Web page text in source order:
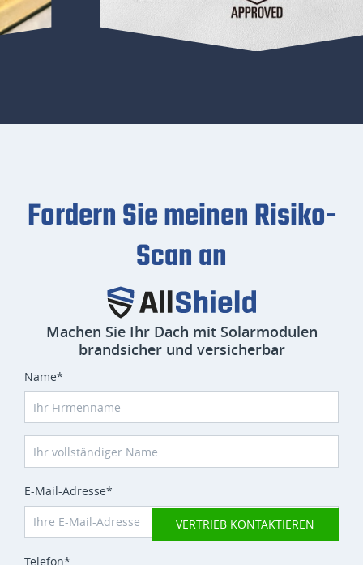
Fordern Sie meinen Risiko-
Scan an
Machen Sie Ihr Dach mit Solarmodulen
brandsicher und versicherbar
Name*
E-Mail-Adresse*
Telefon*
VERTRIEB KONTAKTIEREN